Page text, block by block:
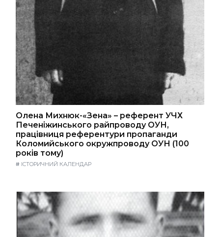
Олена Михнюк-«Зена» – референт УЧХ
Печеніжинського райпроводу ОУН,
працівниця референтури пропаганди
Коломийського окружпроводу ОУН (100
років тому)
# ІСТОРИЧНИЙ КАЛЕНДАР